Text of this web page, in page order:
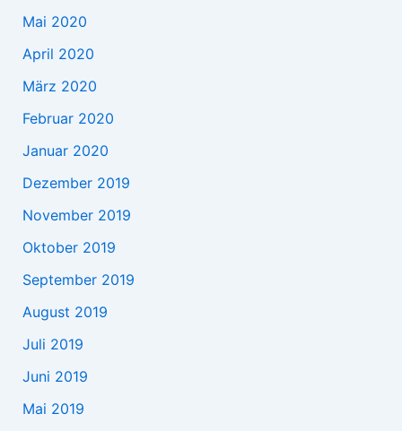
Mai 2020
April 2020
März 2020
Februar 2020
Januar 2020
Dezember 2019
November 2019
Oktober 2019
September 2019
August 2019
Juli 2019
Juni 2019
Mai 2019